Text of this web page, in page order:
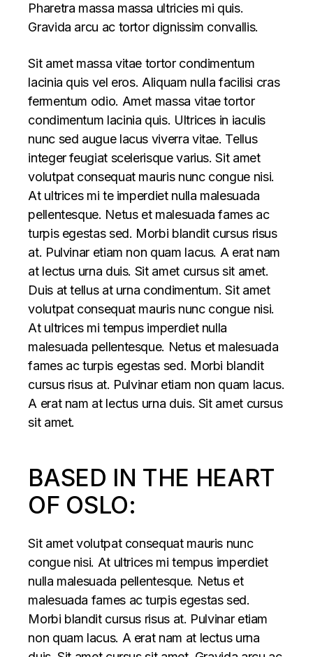
Pharetra massa massa ultricies mi quis.
Gravida arcu ac tortor dignissim convallis.
Sit amet massa vitae tortor condimentum
lacinia quis vel eros. Aliquam nulla facilisi cras
fermentum odio. Amet massa vitae tortor
condimentum lacinia quis. Ultrices in iaculis
nunc sed augue lacus viverra vitae. Tellus
integer feugiat scelerisque varius. Sit amet
volutpat consequat mauris nunc congue nisi.
At ultrices mi te imperdiet nulla malesuada
pellentesque. Netus et malesuada fames ac
turpis egestas sed. Morbi blandit cursus risus
at. Pulvinar etiam non quam lacus. A erat nam
at lectus urna duis. Sit amet cursus sit amet.
Duis at tellus at urna condimentum. Sit amet
volutpat consequat mauris nunc congue nisi.
At ultrices mi tempus imperdiet nulla
malesuada pellentesque. Netus et malesuada
fames ac turpis egestas sed. Morbi blandit
cursus risus at. Pulvinar etiam non quam lacus.
A erat nam at lectus urna duis. Sit amet cursus
sit amet.
BASED IN THE HEART
OF OSLO:
Sit amet volutpat consequat mauris nunc
congue nisi. At ultrices mi tempus imperdiet
nulla malesuada pellentesque. Netus et
malesuada fames ac turpis egestas sed.
Morbi blandit cursus risus at. Pulvinar etiam
non quam lacus. A erat nam at lectus urna